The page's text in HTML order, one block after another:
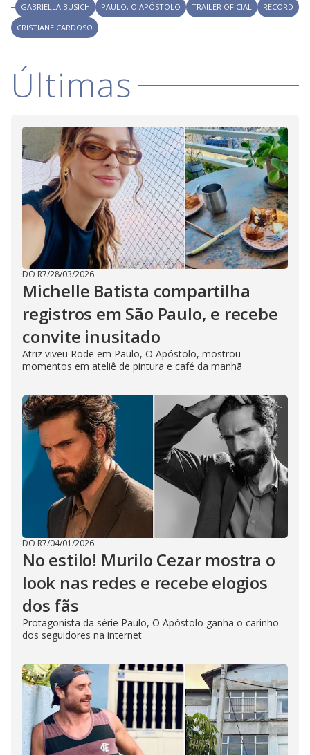
GABRIELLA BUSICH PAULO, O APÓSTOLO TRAILER OFICIAL
RECORD
CRISTIANE CARDOSO
Últimas
DO R7/28/03/2026
Michelle Batista compartilha
registros em São Paulo, e recebe
convite inusitado
Atriz viveu Rode em Paulo, O Apóstolo, mostrou
momentos em ateliê de pintura e café da manhã
DO R7/04/01/2026
No estilo! Murilo Cezar mostra o
look nas redes e recebe elogios
dos fãs
Protagonista da série Paulo, O Apóstolo ganha o carinho
dos seguidores na internet